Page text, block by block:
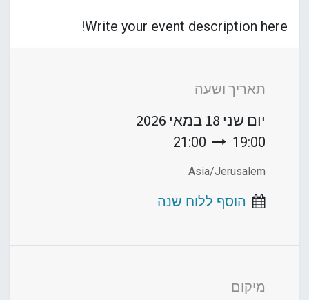
Write your event description here!
תאריך ושעה
יום שני 18 במאי 2026
19:00
21:00
Asia/Jerusalem
הוסף ללוח שנה
מיקום